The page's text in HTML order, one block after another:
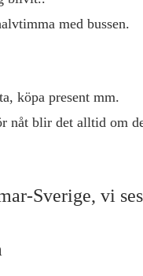
med bussen.
köpa present mm.
blir det alltid om
Sverige, vi